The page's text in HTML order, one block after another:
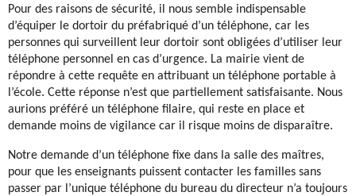
Pour des raisons de sécurité, il nous semble indispensable
d’équiper le dortoir du préfabriqué d’un téléphone, car les
personnes qui surveillent leur dortoir sont obligées d’utiliser leur
téléphone personnel en cas d’urgence. La mairie vient de
répondre à cette requête en attribuant un téléphone portable à
l’école. Cette réponse n’est que partiellement satisfaisante. Nous
aurions préféré un téléphone filaire, qui reste en place et
demande moins de vigilance car il risque moins de disparaître.
Notre demande d’un téléphone fixe dans la salle des maîtres,
pour que les enseignants puissent contacter les familles sans
passer par l’unique téléphone du bureau du directeur n’a toujours